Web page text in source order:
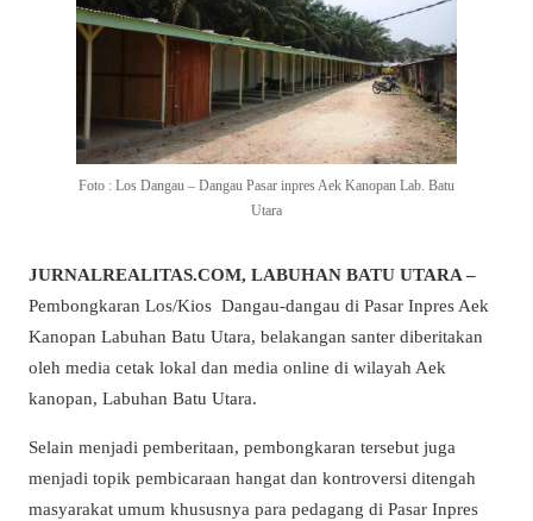
Foto : Los Dangau – Dangau Pasar inpres Aek Kanopan Lab. Batu
Utara
JURNALREALITAS.COM, LABUHAN BATU UTARA –
Pembongkaran Los/Kios Dangau-dangau di Pasar Inpres Aek
Kanopan Labuhan Batu Utara, belakangan santer diberitakan
oleh media cetak lokal dan media online di wilayah Aek
kanopan, Labuhan Batu Utara.
Selain menjadi pemberitaan, pembongkaran tersebut juga
menjadi topik pembicaraan hangat dan kontroversi ditengah
masyarakat umum khususnya para pedagang di Pasar Inpres